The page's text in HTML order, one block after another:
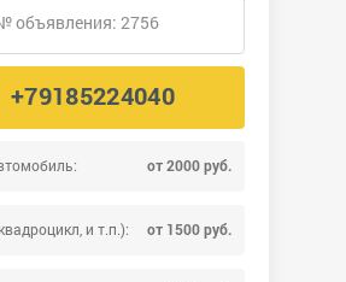
от 2000 руб.
и т.п.): от 1500 руб.
объявления: 2756
+79185224040